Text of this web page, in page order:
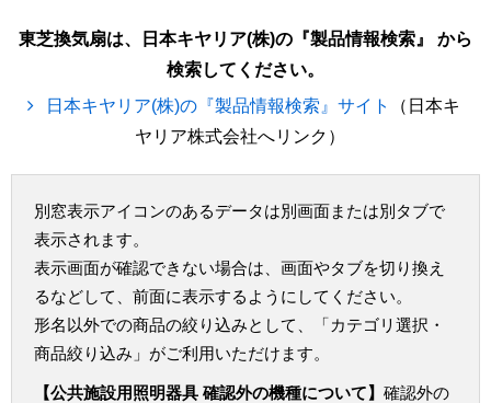
東芝換気扇は、日本キヤリア(株)の『製品情報検索』 から
検索してください。
日本キヤリア(株)の『製品情報検索』サイト
（日本キ
ヤリア株式会社へリンク）
別窓表示アイコンのあるデータは別画面または別タブで
表示されます。
表示画面が確認できない場合は、画面やタブを切り換え
るなどして、前面に表示するようにしてください。
形名以外での商品の絞り込みとして、「カテゴリ選択・
商品絞り込み」がご利用いただけます。
【公共施設用照明器具 確認外の機種について】 確認外の